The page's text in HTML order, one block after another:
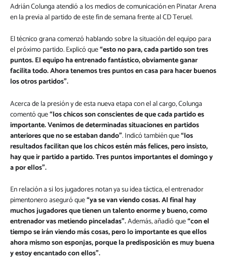
Adrián Colunga atendió a los medios de comunicación en Pinatar Arena
en la previa al partido de este fin de semana frente al CD Teruel.
El técnico grana comenzó hablando sobre la situación del equipo para
el próximo partido. Explicó que“esto no para, cada partido son tres
puntos. El equipo ha entrenado fantástico, obviamente ganar
facilita todo. Ahora tenemos tres puntos en casa para hacer buenos
los otros partidos”.
Acerca de la presión y de esta nueva etapa con el al cargo, Colunga
comentó que“los chicos son conscientes de que cada partido es
importante. Venimos de determinadas situaciones en partidos
anteriores que no se estaban dando”. Indicó también que“los
resultados facilitan que los chicos estén más felices, pero insisto,
hay que ir partido a partido. Tres puntos importantes el domingo y
a por ellos”.
En relación a si los jugadores notan ya su idea táctica, el entrenador
pimentonero aseguró que“ya se van viendo cosas. Al final hay
muchos jugadores que tienen un talento enorme y bueno, como
entrenador vas metiendo pinceladas”.Además, añadió que“con el
tiempo se irán viendo más cosas, pero lo importante es que ellos
ahora mismo son esponjas, porque la predisposición es muy buena
y estoy encantado con ellos”.